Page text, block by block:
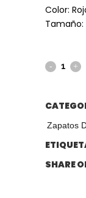
Color: R
Tamaño:
Zapatos
SHARE